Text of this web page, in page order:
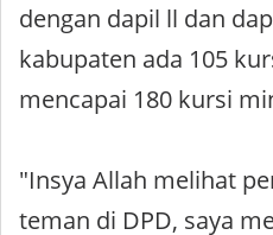
dengan dapil ll dan
kabupaten ada 105
mencapai 180 kursi
"Insya Allah melihat
teman di DPD, saya